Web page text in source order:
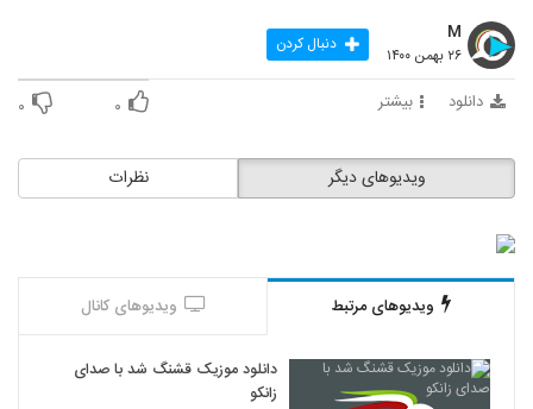
M
۲۶ بهمن ۱۴۰۰ دنبال کردن
دانلود بیشتر ۰ ۰
نظرات ویدیوهای دیگر
ویدیوهای مرتبط ویدیوهای کانال
دانلود موزیک قشنگ شد با صدای
زانکو